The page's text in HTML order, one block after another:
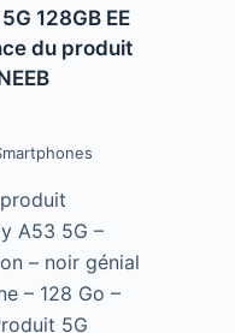
128GB EE
du produit
A53 5G –
– noir génial
– 128 Go –
5G